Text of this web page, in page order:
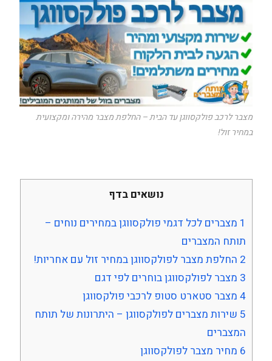
מצבר לרכב פולקסווגן עד הבית – החלפת מצבר מהירה ומקצועית
במחיר זול!
נושאים בדף
1 מצברים לכל דגמי פולקסווגן במחירים נוחים –
תותח המצברים
2 החלפת מצבר לפולקסווגן במחיר זול עם אחריות!
3 מצבר לפולקסווגן בוחרים לפי דגם
4 מצבר סטארט סטופ לרכבי פולקסווגן
5 שירות מצברים לפולקסווגן – היתרונות של תותח
המצברים
6 מחיר מצבר לפולקסווגן